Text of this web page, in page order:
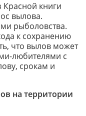
Красной книги
вылова.
рыболовства.
к сохранению
что вылов может
любителями с
срокам и
на территории